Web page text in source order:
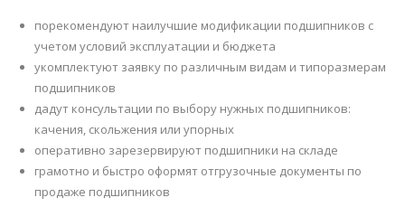
порекомендуют наилучшие модификации подшипников с
учетом условий эксплуатации и бюджета
укомплектуют заявку по различным видам и типоразмерам
подшипников
дадут консультации по выбору нужных подшипников:
качения, скольжения или упорных
оперативно зарезервируют подшипники на складе
грамотно и быстро оформят отгрузочные документы по
продаже подшипников